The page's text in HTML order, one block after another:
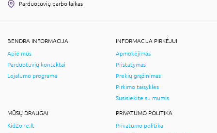
Parduotuvių darbo laikas
BENDRA INFORMACIJA
Apie mus
Parduotuvių kontaktai
Lojalumo programa
INFORMACIJA PIRKĖJUI
Apmokėjimas
Pristatymas
Prekių grąžinimas
Pirkimo taisyklės
Susisiekite su mumis
MŪSŲ DRAUGAI
KidZone.lt
PRIVATUMO POLITIKA
Privatumo politika